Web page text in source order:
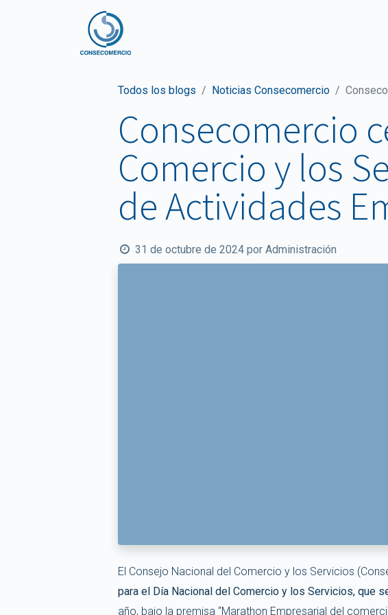
Todos los blogs Noticias Consecomercio
Consecomercio
Comercio y los
de Actividades
31 de octubre de 2024 por Administración
El Consejo Nacional del Comercio y los Servicios
para el Día Nacional del Comercio y los Servicios, que
año, bajo la premisa “Marathon Empresarial del